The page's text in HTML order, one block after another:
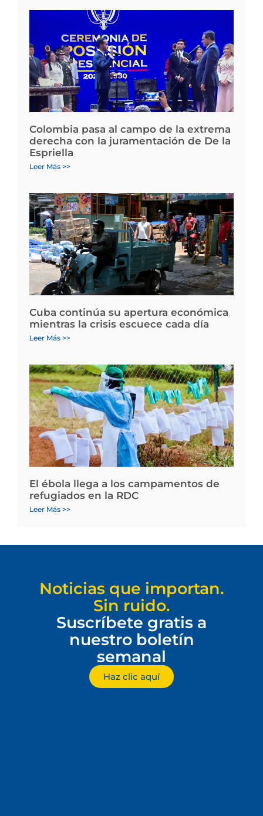
Colombia pasa al campo de la extrema
derecha con la juramentación de De la
Espriella
Leer Más >>
Cuba continúa su apertura económica
mientras la crisis escuece cada día
Leer Más >>
El ébola llega a los campamentos de
refugiados en la RDC
Leer Más >>
Noticias que importan.
Sin ruido.
Suscríbete gratis a
nuestro boletín
semanal
Haz clic aquí